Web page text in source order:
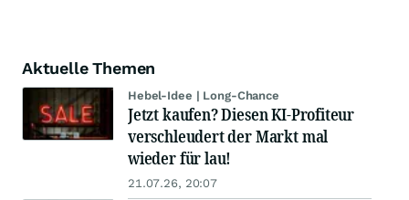
Aktuelle Themen
Hebel-Idee | Long-Chance
Jetzt kaufen? Diesen KI-Profiteur
verschleudert der Markt mal
wieder für lau!
21.07.26, 20:07